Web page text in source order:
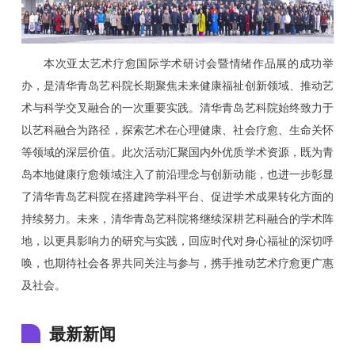
本次亚太艺术疗愈国际学术研讨会暨情绪作品展的成功举
办，是清华青岛艺科院长期聚焦未来健康福祉创新领域、推动艺
术与科学交叉融合的一次重要实践。清华青岛艺科院始终致力于
以艺科融合为路径，探索艺术在心理健康、社会疗愈、生命关怀
等领域的深层价值。此次活动汇聚国内外优质学术资源，既为青
岛本地健康疗愈领域注入了前沿理念与创新动能，也进一步彰显
了清华青岛艺科院在搭建跨学科平台、促进学术成果转化方面的
持续努力。未来，清华青岛艺科院将继续深耕艺科融合的学术阵
地，以更具影响力的研究与实践，回应时代对身心福祉的深切呼
唤，也期待社会各界共同关注与参与，携手推动艺术疗愈更广惠
及社会。
最新新闻